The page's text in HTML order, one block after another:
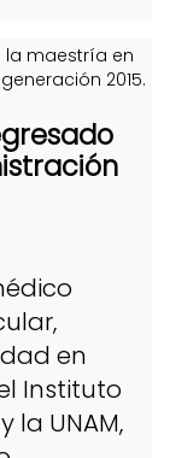
en
Instituto
la UNAM,